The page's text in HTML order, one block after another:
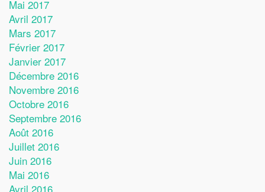
Mai 2017
Avril 2017
Mars 2017
Février 2017
Janvier 2017
Décembre 2016
Novembre 2016
Octobre 2016
Septembre 2016
Août 2016
Juillet 2016
Juin 2016
Mai 2016
Avril 2016